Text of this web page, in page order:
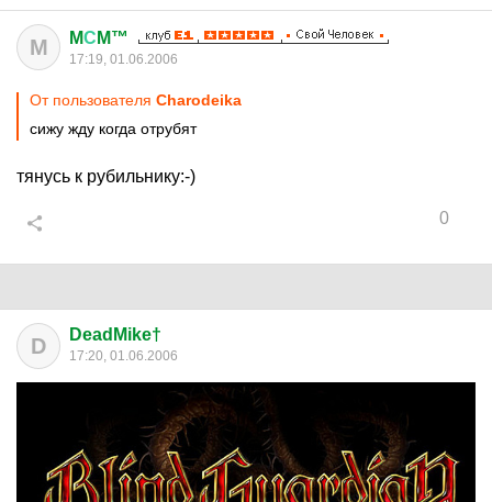
M MС M™
17:19, 01.06.2006
От пользователя Charodeika
сижу жду когда отрубят
тянусь к рубильнику:-)
0
D DeadMike†
17:20, 01.06.2006